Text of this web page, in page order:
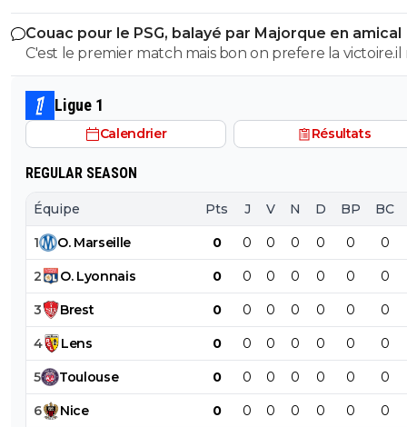
de réussir dans un top club.C'est un choix
Couac pour le PSG, balayé par Majorque en amical
C'est le premier match mais bon on prefere la victoire.il
faut pas en faire tout un plat non plus vu le nombre
joueurs absents.Mais ceux qui esperent avoir du
jeu n'ont pas brillé
Ligue 1
Calendrier Résultats
REGULAR SEASON
Équipe Pts J V N D BP BC
1 O. Marseille 0 0 0 0 0 0 0
2 O. Lyonnais 0 0 0 0 0 0 0
3 Brest 0 0 0 0 0 0 0
4 Lens 0 0 0 0 0 0 0
5 Toulouse 0 0 0 0 0 0 0
6 Nice 0 0 0 0 0 0 0